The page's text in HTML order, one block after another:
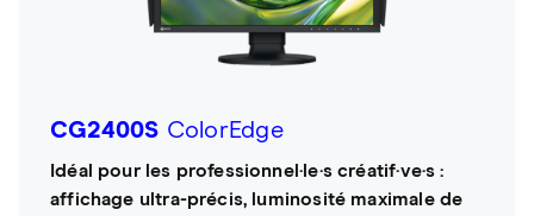
CG2400S ColorEdge
Idéal pour les professionnel·le·s créatif·ve·s :
affichage ultra-précis, luminosité maximale de